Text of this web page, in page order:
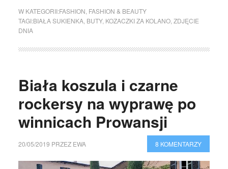
W KATEGORII:FASHION FASHION & BEAUTY
TAGI:BIAŁA SUKIENKA, BUTY, KOZACZKI ZA KOLANO, ZDJĘCIE
DNIA
Biała koszula i czarne
rockersy na wyprawę po
winnicach Prowansji
20/05/2019 PRZEZ EWA 8 KOMENTARZY